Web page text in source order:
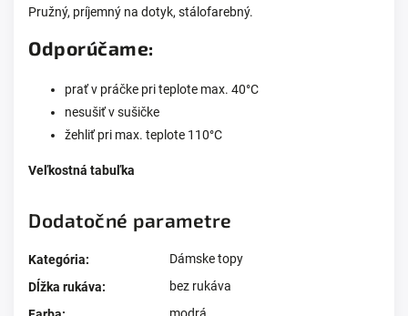
Pružný, príjemný na dotyk, stálofarebný.
Odporúčame:
prať v práčke pri teplote max. 40°C
nesušiť v sušičke
žehliť pri max. teplote 110°C
Veľkostná tabuľka
Dodatočné parametre
Kategória:
Dámske topy
Dĺžka rukáva:
bez rukáva